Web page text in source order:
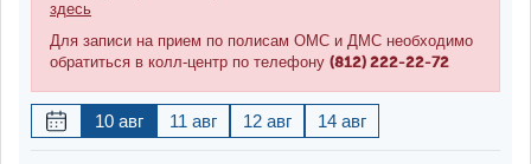
здесь
Для записи на прием по полисам ОМС и ДМС необходимо
обратиться в колл-центр по телефону (812) 222-22-72
10 авг 11 авг 12 авг 14 авг